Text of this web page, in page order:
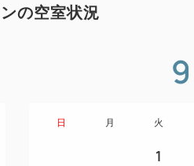
●ラストオーダーは２１：００
の空室状況
9
日 月 火
1